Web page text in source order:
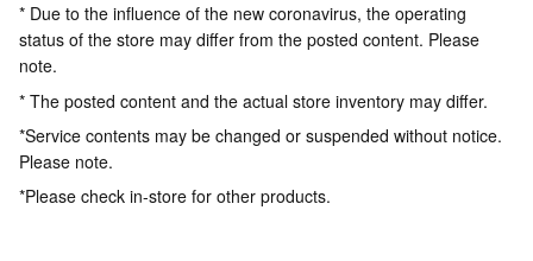
* Due to the influence of the new coronavirus, the operating
status of the store may differ from the posted content. Please
note.
* The posted content and the actual store inventory may differ.
*Service contents may be changed or suspended without notice.
Please note.
*Please check in-store for other products.